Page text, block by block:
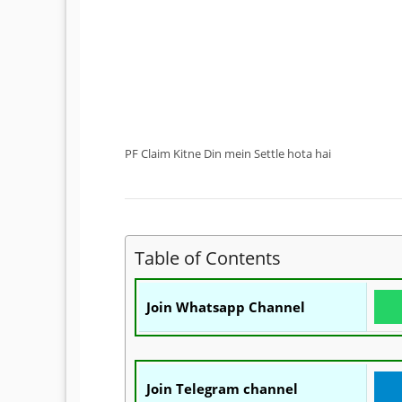
PF Claim Kitne Din mein Settle hota hai
Table of Contents
Join Whatsapp Channel
Join Telegram channel